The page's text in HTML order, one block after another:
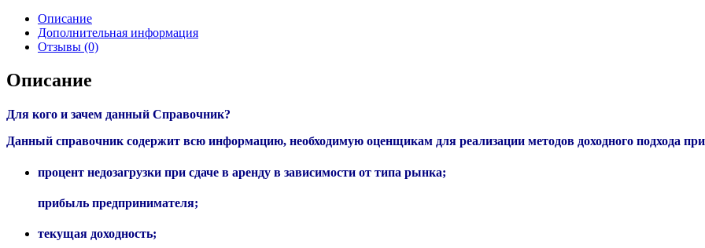
Описание
Дополнительная информация
Отзывы (0)
Описание
Для кого и зачем данный Справочник?
Данный справочник содержит всю информацию, необходимую оценщикам для реализации методов доходного подхода
процент недозагрузки при сдаче в аренду в зависимости от типа рынка;
прибыль предпринимателя;
текущая доходность;